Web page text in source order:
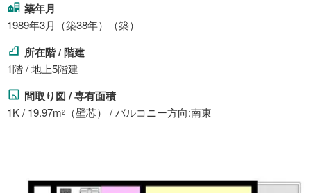
築年月
1989年3月（築38年）（築）
所在階 / 階建
1階 / 地上5階建
間取り図 / 専有面積
1K / 19.97m2 （壁芯） / バルコニー方向:南東